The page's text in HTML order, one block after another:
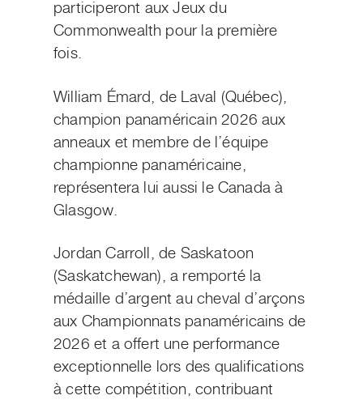
participeront aux Jeux du
Commonwealth pour la première
fois.
William Émard, de Laval (Québec),
champion panaméricain 2026 aux
anneaux et membre de l’équipe
championne panaméricaine,
représentera lui aussi le Canada à
Glasgow.
Jordan Carroll, de Saskatoon
(Saskatchewan), a remporté la
médaille d’argent au cheval d’arçons
aux Championnats panaméricains de
2026 et a offert une performance
exceptionnelle lors des qualifications
à cette compétition, contribuant